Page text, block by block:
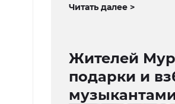
Читать далее >
Жителей
подарки и